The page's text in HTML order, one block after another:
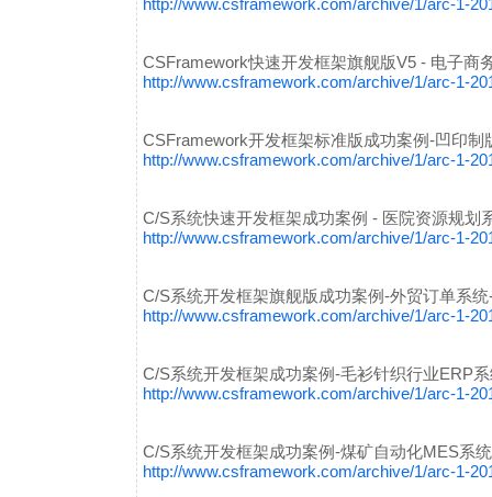
http://www.csframework.com/archive/1/arc-1-
CSFramework快速开发框架旗舰版V5 - 电子商
http://www.csframework.com/archive/1/arc-1-
CSFramework开发框架标准版成功案例-凹印制
http://www.csframework.com/archive/1/arc-1-
C/S系统快速开发框架成功案例 - 医院资源规划
http://www.csframework.com/archive/1/arc-1-
C/S系统开发框架旗舰版成功案例-外贸订单系
http://www.csframework.com/archive/1/arc-1-
C/S系统开发框架成功案例-毛衫针织行业ERP
http://www.csframework.com/archive/1/arc-1-
C/S系统开发框架成功案例-煤矿自动化MES系
http://www.csframework.com/archive/1/arc-1-